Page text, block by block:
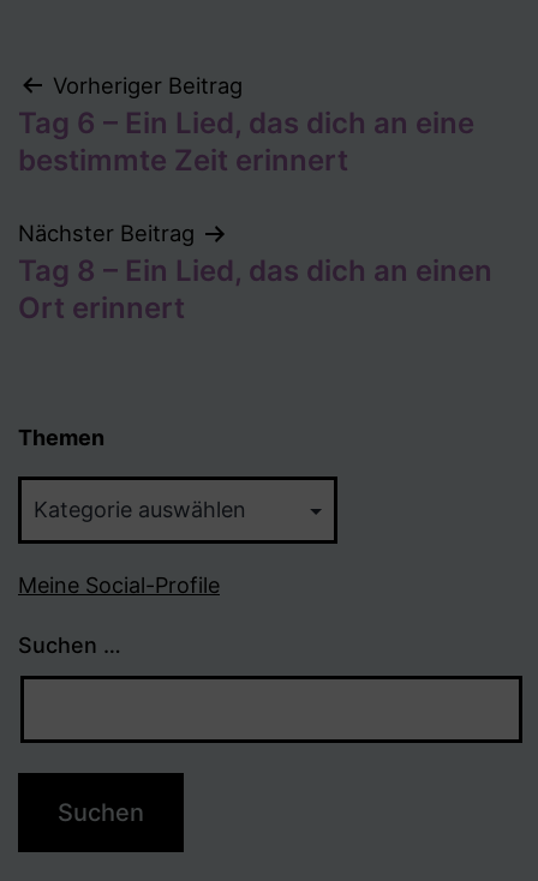
Beitragsnavigation
Vorheriger Beitrag
Tag 6 – Ein Lied, das dich an eine
bestimmte Zeit erinnert
Nächster Beitrag
Tag 8 – Ein Lied, das dich an einen
Ort erinnert
Themen
Meine Social-Profile
Suchen …